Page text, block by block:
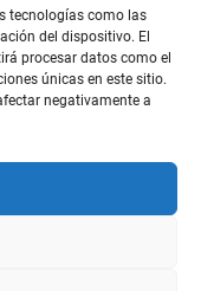
tecnologías como las
del dispositivo. El
procesar datos como el
únicas en este sitio.
negativamente a